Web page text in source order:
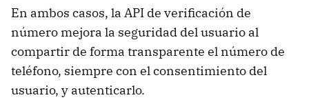
En ambos casos, la API de verificación de
número mejora la seguridad del usuario al
compartir de forma transparente el número de
teléfono, siempre con el consentimiento del
usuario, y autenticarlo.